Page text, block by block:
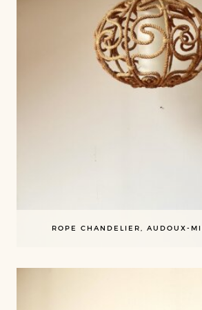
ROPE CHANDELIER, AUDOUX-